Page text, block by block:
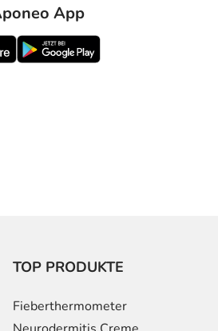
App
TOP PRODUKTE
Fieberthermometer